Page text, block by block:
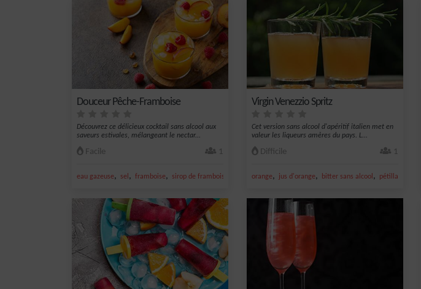
Douceur Pêche-Framboise
Découvrez ce délicieux cocktail sans alcool aux
saveurs estivales, mélangeant le nectar...
Facile 1
eau gazeuse, sel , framboise, sirop de framboise nectar de pêche
Virgin Venezzio Spritz
Cet version sans alcool d'apéritif italien met en
valeur les liqueurs amères du pays. L...
Difficile 1
orange, jus d'orange, bitter sans alcool , pétillant pêche